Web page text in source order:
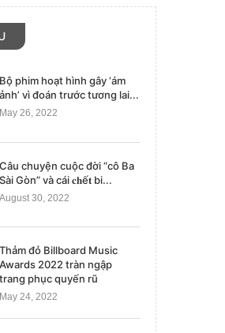
Bộ phim hoạt hình gây ‘ám
ảnh’ vì đoán trước tương lai...
May 26, 2022
Câu chuyện cuộc đời “cô Ba
Sài Gòn” và cái 𝐜𝐡ế𝐭 bi...
August 30, 2022
Thảm đỏ Billboard Music
Awards 2022 tràn ngập
trang phục quyến rũ
May 24, 2022